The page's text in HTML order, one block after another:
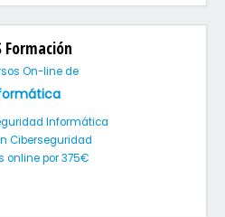
Formación
On-line de
Informática
Ciberseguridad
online por 375€